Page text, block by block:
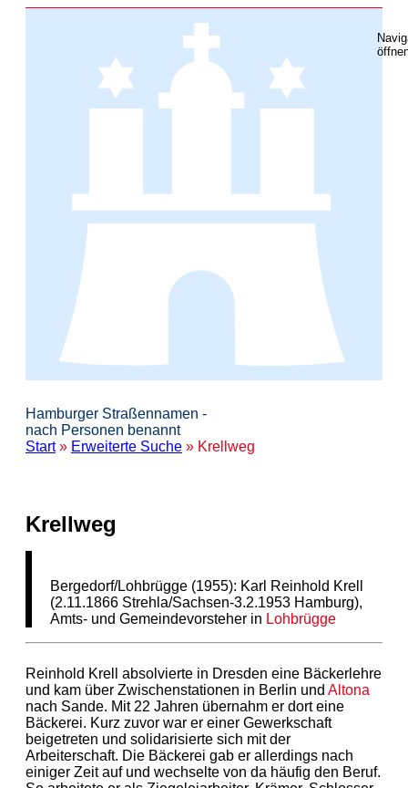
Hamburger Straßennamen -
nach Personen benannt
Start» Erweiterte Suche » Krellweg
Krellweg
Bergedorf/Lohbrügge (1955): Karl Reinhold Krell
(2.11.1866 Strehla/Sachsen-3.2.1953 Hamburg),
Amts- und Gemeindevorsteher in Lohbrügge
Reinhold Krell absolvierte in Dresden eine Bäckerlehre
und kam über Zwischenstationen in Berlin und Altona
nach Sande. Mit 22 Jahren übernahm er dort eine
Bäckerei. Kurz zuvor war er einer Gewerkschaft
beigetreten und solidarisierte sich mit der
Arbeiterschaft. Die Bäckerei gab er allerdings nach
einiger Zeit auf und wechselte von da häufig den Beruf.